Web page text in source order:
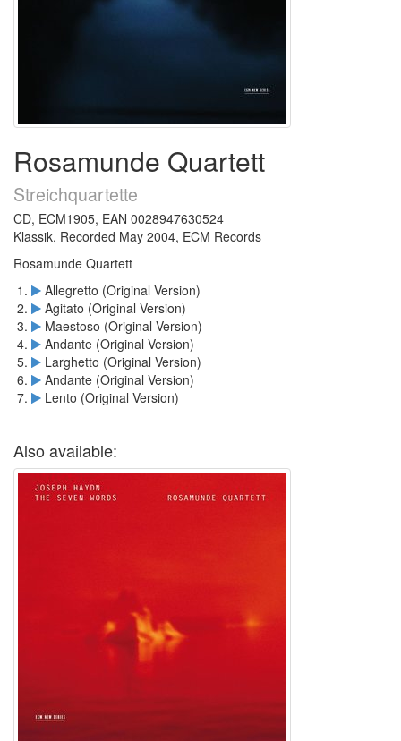
Rosamunde Quartett
Streichquartette
CD, ECM1905, EAN 0028947630524
Klassik, Recorded May 2004, ECM Records
Rosamunde Quartett
Allegretto (Original Version)
Agitato (Original Version)
Maestoso (Original Version)
Andante (Original Version)
Larghetto (Original Version)
Andante (Original Version)
Lento (Original Version)
Also available: